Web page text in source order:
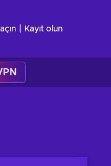
Kayıt olun